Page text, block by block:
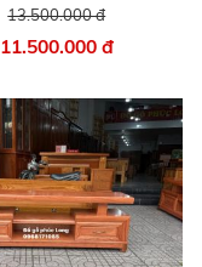
13.500.000 đ
11.500.000 đ